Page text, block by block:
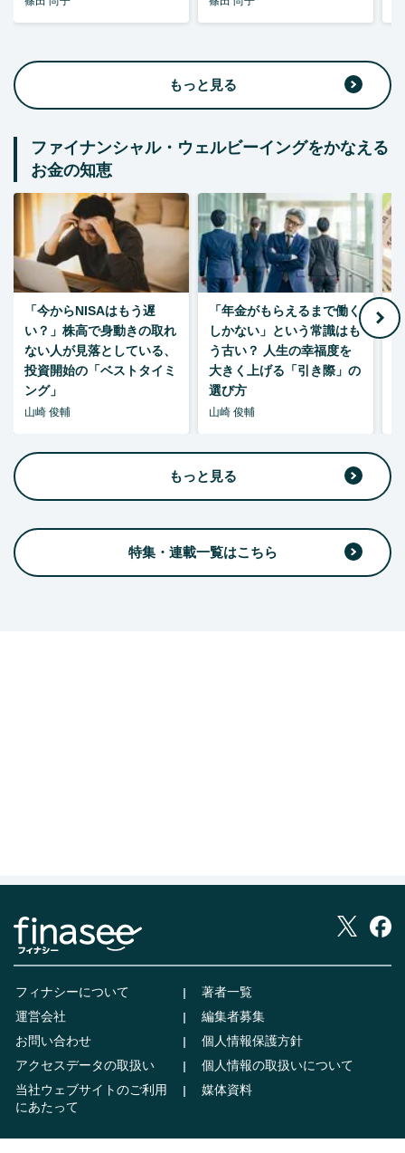
もっと見る
ファイナンシャル・ウェルビーイングをかなえる
お金の知恵
「今からNISAはもう遅
い？」株高で身動きの取れ
ない人が見落としている、
投資開始の「ベストタイミ
ング」
山崎 俊輔
「年金がもらえるまで働く
しかない」という常識はも
う古い？ 人生の幸福度を
大きく上げる「引き際」の
選び方
山崎 俊輔
もっと見る
特集・連載一覧はこちら
フィナシーについて
著者一覧
運営会社
編集者募集
お問い合わせ
個人情報保護方針
アクセスデータの取扱い
個人情報の取扱いについて
当社ウェブサイトのご利用
にあたって
媒体資料